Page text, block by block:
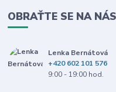
OBRAŤTE SE NA NÁS
Lenka Bernátová
+420 602 101 576
9:00 - 19:00 hod.